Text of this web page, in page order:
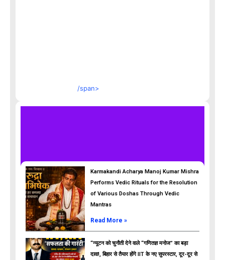
/span>
Karmakandi Acharya Manoj Kumar Mishra
Performs Vedic Rituals for the Resolution
of Various Doshas Through Vedic
Mantras
Read More »
“न्यूटन को चुनौती देने वाले “गणितज्ञ मनोज” का बड़ा
दावा!, बिहार से तैयार होंगे IIT के नए सुपरस्टार, दूर-दूर से